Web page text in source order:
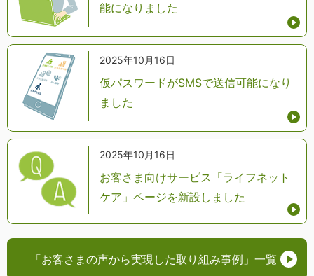
能になりました
2025年10月16日
仮パスワードがSMSで送信可能になり
ました
2025年10月16日
お客さま向けサービス「ライフネット
ケア」ページを新設しました
「お客さまの声から実現した取り組み事例」 一覧